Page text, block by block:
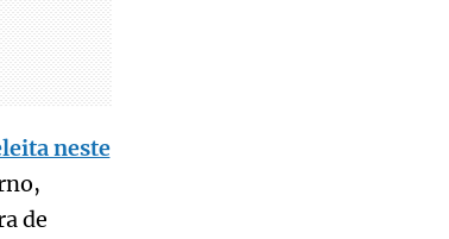
neste
de